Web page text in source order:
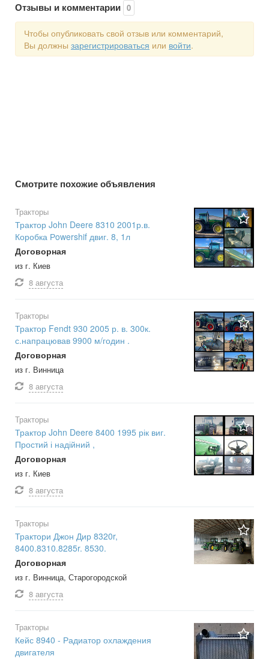
Отзывы и комментарии 0
Чтобы опубликовать свой отзыв или комментарий,
Вы должны зарегистрироваться или войти.
Смотрите похожие объявления
Тракторы
Трактор John Deere 8310 2001р.в.
Коробка Рowershif двиг. 8, 1л
Договорная
из г. Киев
8 августа
Тракторы
Трактор Fendt 930 2005 р. в. 300к.
с.напрацював 9900 м/годин .
Договорная
из г. Винница
8 августа
Тракторы
Трактор John Deere 8400 1995 рік виг.
Простий і надійний ,
Договорная
из г. Киев
8 августа
Тракторы
Трактори Джон Дир 8320r,
8400.8310.8285r. 8530.
Договорная
из г. Винница, Старогородской
8 августа
Тракторы
Кейс 8940 - Радиатор охлаждения
двигателя